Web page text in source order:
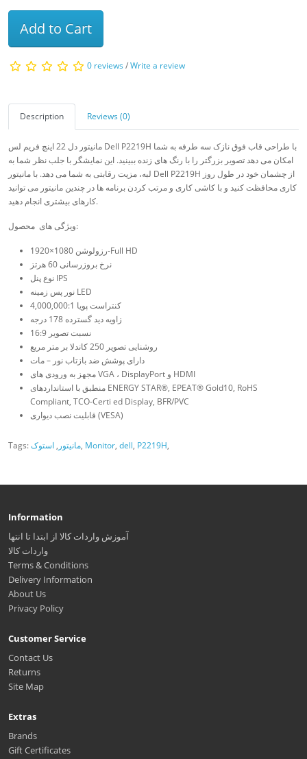
Add to Cart
0 reviews/Write a review
Description Reviews (0)
مانیتور دل 22 اینچ فریم لس Dell P2219H با طراحی قاب فوق نازک سه طرفه به شما
امکان می دهد تصویر بزرگتر را با رنگ های زنده ببینید. این نمایشگر با جلب نظر شما به
لبه، مزیت رقابتی به شما می دهد. با مانیتور Dell P2219H از چشمان خود در طول روز
کاری محافظت کنید و با کاشی کاری و مرتب کردن برنامه ها در چندین مانیتور می توانید
کارهای بیشتری انجام دهید.
ویژگی های محصول:
رزولوشن 1080×1920-Full HD
نرخ بروزرسانی 60 هرتز
نوع پنل IPS
نور پس زمینه LED
کنتراست پویا 4,000,000:1
زاویه دید گسترده 178 درجه
نسبت تصویر 16:9
روشنایی تصویر 250 کاندلا بر متر مربع
دارای پوشش ضد بازتاب نور – مات
مجهز به ورودی های VGA ، DisplayPort و HDMI
منطبق با استانداردهای ENERGY STAR®, EPEAT® Gold10, RoHS
Compliant, TCO-Certi ed Display, BFR/PVC
قابلیت نصب دیواری (VESA)
Tags: مانیتور , استوک , Monitor, dell, P2219H,
Information
آموزش واردات کالا از ابتدا تا انتها
واردات کالا
Terms & Conditions
Delivery Information
About Us
Privacy Policy
Customer Service
Contact Us
Returns
Site Map
Extras
Brands
Gift Certificates